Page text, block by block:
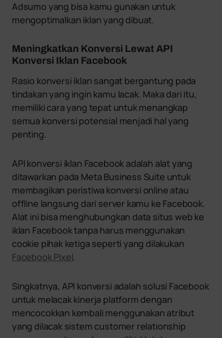
Adsumo yang bisa kamu gunakan untuk
mengoptimalkan iklan yang dibuat.
Meningkatkan Konversi Lewat API
Konversi Iklan Facebook
Rasio konversi iklan sangat bergantung pada
tindakan yang ingin kamu lacak. Maka dari itu,
memiliki cara yang tepat untuk menangkap
semua konversi potensial menjadi hal yang
penting.
API konversi iklan Facebook adalah alat yang
ditawarkan pada Meta Business Suite untuk
membagikan peristiwa konversi online atau
offline langsung dari server kamu ke Facebook.
Alat ini bisa menghubungkan data situs web ke
iklan Facebook tanpa harus menggunakan
cookie pihak ketiga seperti yang dilakukan
Facebook Pixel.
Singkatnya, API konversi adalah solusi Facebook
untuk melacak kinerja platform dengan
mencocokkan kembali menggunakan atribut
yang dilacak sistem customer relationship